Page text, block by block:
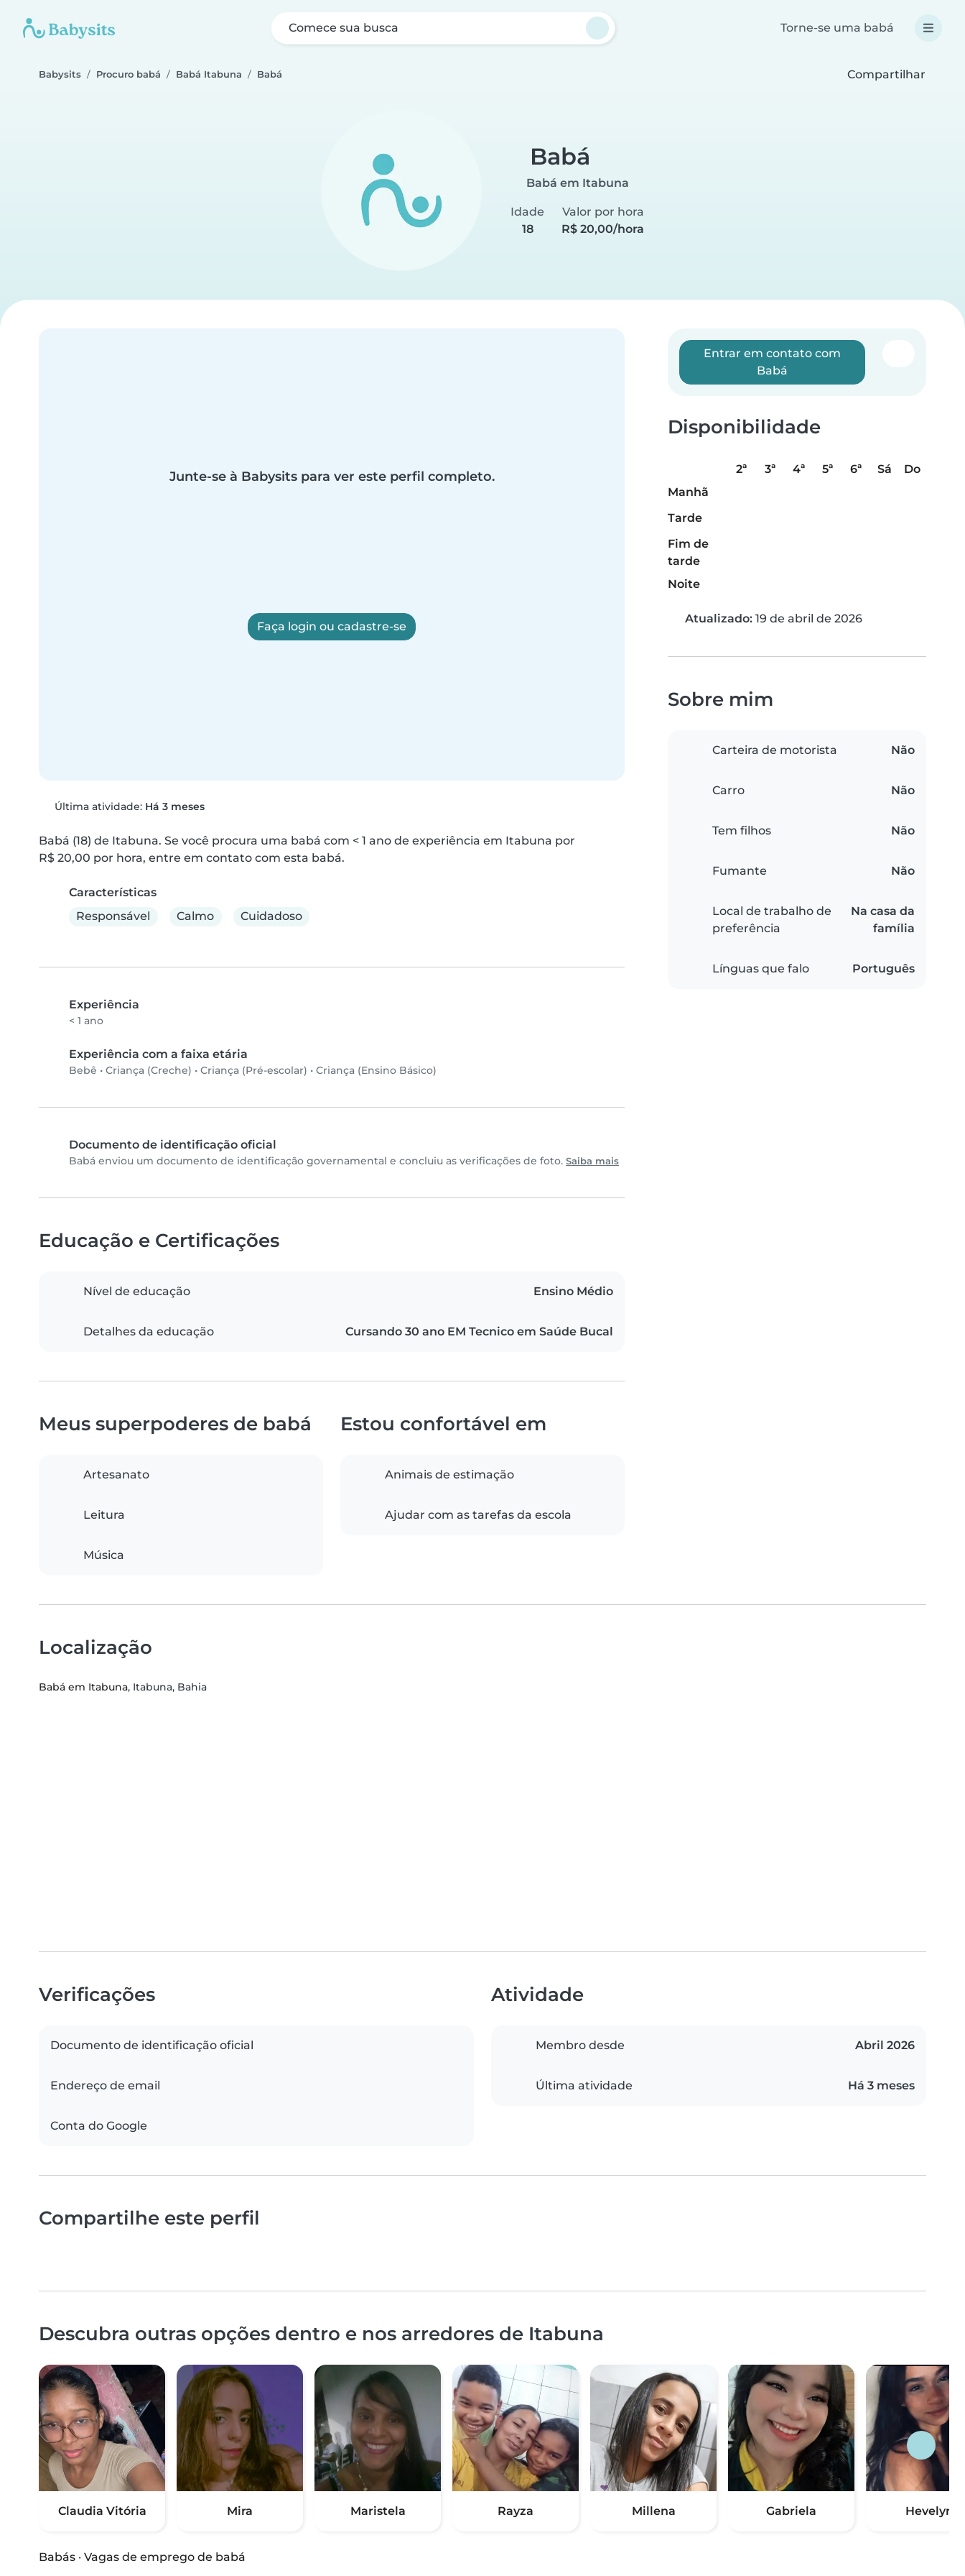
Comece sua busca Torne-se uma babá
Babysits Procuro babá Babá Itabuna Babá Compartilhar
Babá
Babá em Itabuna
Idade
18
Valor por hora
R$ 20,00/hora
Junte-se à Babysits para ver este perfil completo.
Faça login ou cadastre-se
Última atividade: Há 3 meses
Babá (18) de Itabuna. Se você procura uma babá com < 1 ano de experiência em Itabuna por
R$ 20,00 por hora, entre em contato com esta babá.
Características
Responsável
Calmo Cuidadoso
Experiência
< 1 ano
Experiência com a faixa etária
Bebê • Criança (Creche) • Criança (Pré-escolar) • Criança (Ensino Básico)
Documento de identificação oficial
Babá enviou um documento de identificação governamental e concluiu as verificações de foto. Saiba mais
Entrar em contato com
Babá
Disponibilidade
2ª 3ª 4ª 5ª 6ª Sá
Do
Manhã
Tarde
Fim de
tarde
Noite
Atualizado: 19 de abril de 2026
Sobre mim
Carteira de motorista Não
Carro Não
Tem filhos Não
Fumante Não
Local de trabalho de
preferência
Na casa da
família
Línguas que falo Português
Educação e Certificações
Nível de educação Ensino Médio
Detalhes da educação Cursando 30 ano EM Tecnico em Saúde Bucal
Meus superpoderes de babá
Artesanato
Leitura
Música
Estou confortável em
Animais de estimação
Ajudar com as tarefas da escola
Localização
Babá em Itabuna, Itabuna, Bahia
Verificações
Documento de identificação oficial
Endereço de email
Conta do Google
Atividade
Membro desde Abril 2026
Última atividade Há 3 meses
Compartilhe este perfil
Descubra outras opções dentro e nos arredores de Itabuna
Claudia Vitória Mira Maristela Rayza Millena Gabriela Hevelyn
Babás · Vagas de emprego de babá